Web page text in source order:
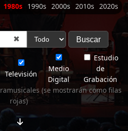
1980s 1990s 2000s 2010s 2020s
✖
Televisión
Medio
Digital
Estudio
de
Grabación
(se mostrarán como filas
rojas)